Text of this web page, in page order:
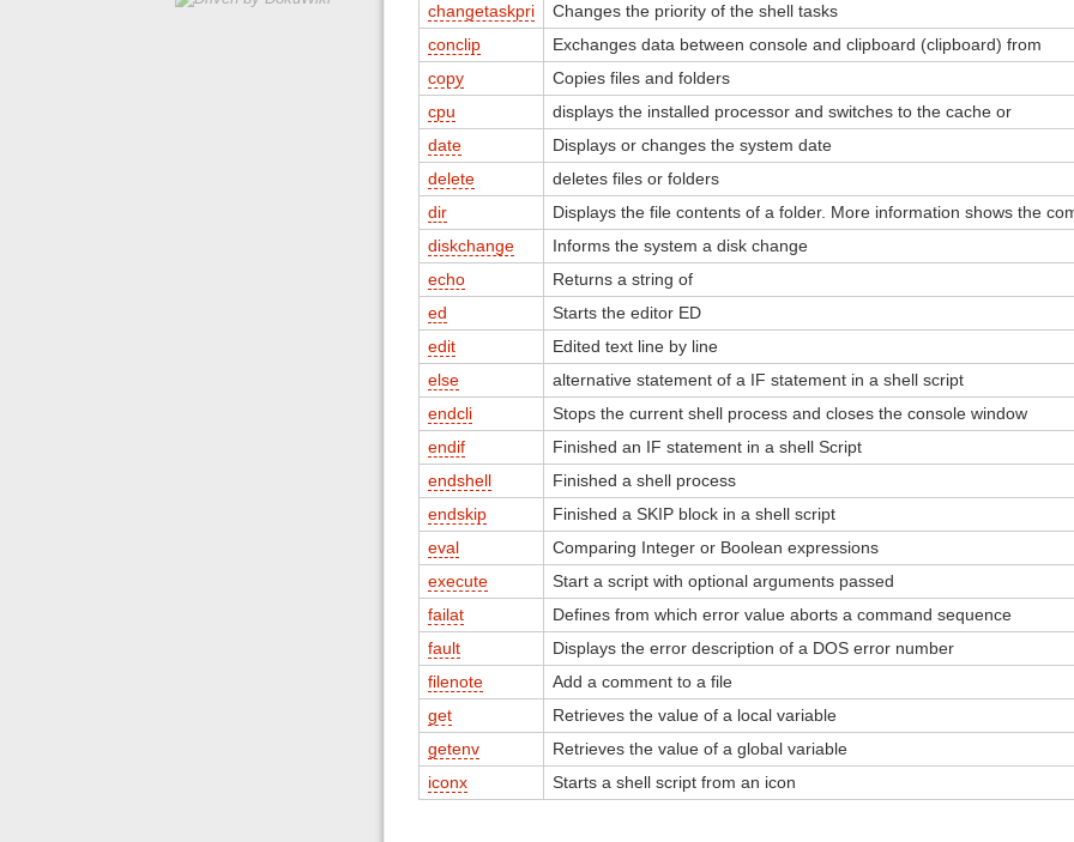
changetaskpri
Changes the priority of the shell tasks
conclip
Exchanges data between console and clipboard (clipboard) from
copy
Copies files and folders
cpu
displays the installed processor and switches to the cache or
date
Displays or changes the system date
delete
deletes files or folders
dir
Displays the file contents of a folder. More information shows the
diskchange
Informs the system a disk change
echo
Returns a string of
ed
Starts the editor ED
edit
Edited text line by line
else
alternative statement of a IF statement in a shell script
endcli
Stops the current shell process and closes the console window
endif
Finished an IF statement in a shell Script
endshell
Finished a shell process
endskip
Finished a SKIP block in a shell script
eval
Comparing Integer or Boolean expressions
execute
Start a script with optional arguments passed
failat
Defines from which error value aborts a command sequence
fault
Displays the error description of a DOS error number
filenote
Add a comment to a file
get
Retrieves the value of a local variable
getenv
Retrieves the value of a global variable
iconx
Starts a shell script from an icon